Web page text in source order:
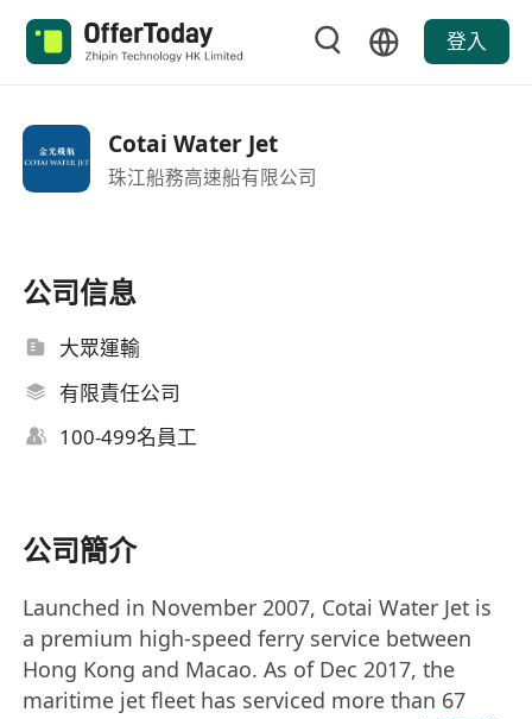
登入
Cotai Water Jet
珠江船務高速船有限公司
公司信息
大眾運輸
有限責任公司
100-499名員工
公司簡介
Launched in November 2007, Cotai Water Jet is
a premium high-speed ferry service between
Hong Kong and Macao. As of Dec 2017, the
maritime jet fleet has serviced more than 67